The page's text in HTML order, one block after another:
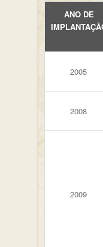
ANO DE
2005
2008
2009